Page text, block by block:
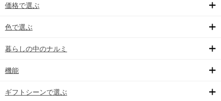
価格で選ぶ
色で選ぶ
暮らしの中のナルミ
機能
ギフトシーンで選ぶ